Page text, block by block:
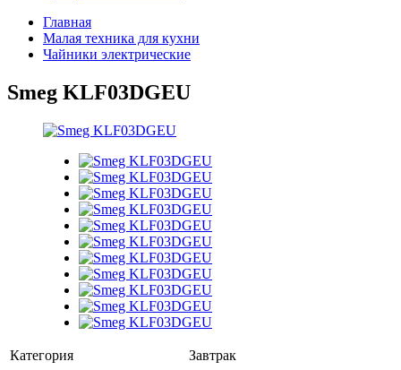
Главная
Малая техника для кухни
Чайники электрические
Smeg KLF03DGEU
Категория
Завтрак